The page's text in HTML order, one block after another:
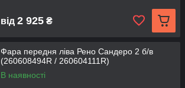
від 2 925 ₴
Фара передня ліва Рено Сандеро 2 б/в
(260608494R / 260604111R)
В наявності